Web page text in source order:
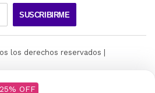
25
SUSCRIBIRME
los derechos reservados |